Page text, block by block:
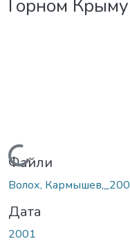
Горном Крыму
Вантажиться...
Файли
Волох,
Дата
2001